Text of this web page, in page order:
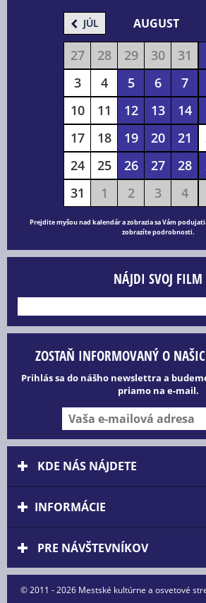
JÚL AUGUST
27 28 29 30 31
3
4 5 6 7
10
11 12 13 14
17
18 19 20 21
24
25 26 27 28
31
1 2 3 4
Prejdite myšou nad kalendár a zobrazia sa Vám
zobrazíte podrobnosti.
NÁJDI SVOJ FILM
ZOSTAŇ INFORMOVANÝ O
Prihlás sa do nášho newslettra a
priamo na e-mail.
KDE NÁS NÁJDETE
INFORMÁCIE
PRE NÁVŠTEVNÍKOV
© 2011 - 2026 Mestské kultúrne a osvetové